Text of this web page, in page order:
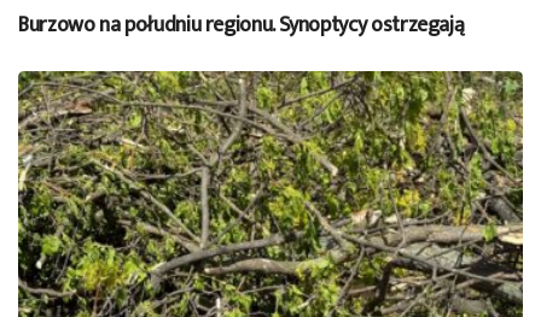
Burzowo na południu regionu. Synoptycy ostrzegają